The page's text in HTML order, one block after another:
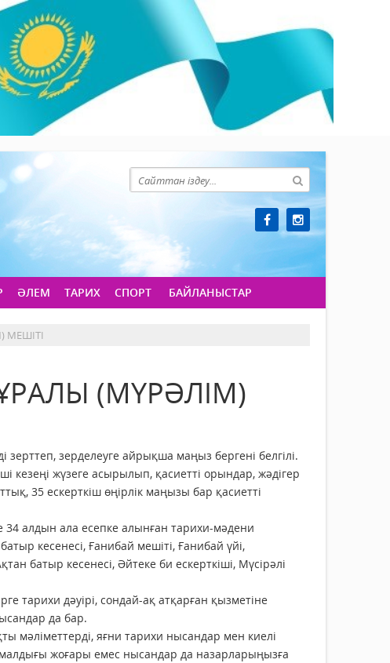
ӘЛЕМ ТАРИХ СПОРТ БАЙЛАНЫСТАР
МЕШІТІ
(МҮРӘЛІМ)
зерделеуге айрықша маңыз бергені белгілі.
кезеңі жүзеге асырылып, қасиетті орындар, жәдігер
35 ескерткіш өңірлік маңызы бар қасиетті
34 алдын ала есепке алынған тарихи-мәдени
кесенесі, Ғанибай мешіті, Ғанибай үйі,
батыр кесенесі, Әйтеке би ескерткіші, Мүсірәлі
дәуірі, сондай-ақ атқарған қызметіне
да бар.
мәліметтерді, яғни тарихи нысандар мен киелі
жоғары емес нысандар да назарларыңызға